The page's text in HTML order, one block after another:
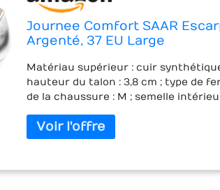
Journee Comfort SAAR
Argenté, 37 EU Large
Matériau supérieur : cuir
hauteur du talon : 3,8 cm ; type de
de la chaussure : M ; semelle
collection d'escarpins chez Journee
avec les meilleurs matériaux
matériau classique, vous pouvez